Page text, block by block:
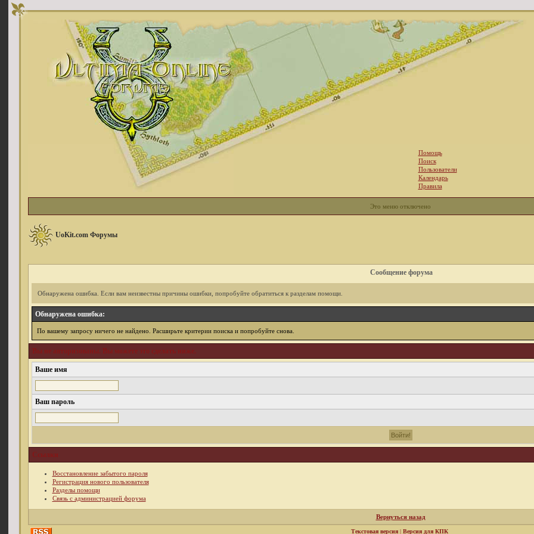
Помощь
Поиск
Пользователи
Календарь
Правила
Это меню отключено
UoKit.com Форумы
Сообщение форума
Обнаружена ошибка. Если вам неизвестны причины ошибки, попробуйте обратиться к разделам помощи.
Обнаружена ошибка:
По вашему запросу ничего не найдено. Расширьте критерии поиска и попробуйте снова.
Вы не авторизованы. Вы можете это сделать ниже.
Ваше имя
Ваш пароль
Ссылки
Восстановление забытого пароля
Регистрация нового пользователя
Разделы помощи
Связь с администрацией форума
Вернуться назад
Текстовая версия| Версия для КПК